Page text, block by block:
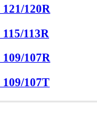
121/120R
115/113R
109/107R
109/107T